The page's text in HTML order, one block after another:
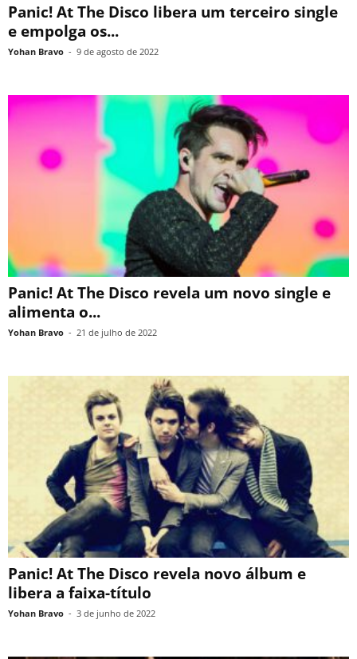
Panic! At The Disco libera um terceiro single
e empolga os...
Yohan Bravo - 9 de agosto de 2022
Panic! At The Disco revela um novo single e
alimenta o...
Yohan Bravo - 21 de julho de 2022
Panic! At The Disco revela novo álbum e
libera a faixa-título
Yohan Bravo - 3 de junho de 2022